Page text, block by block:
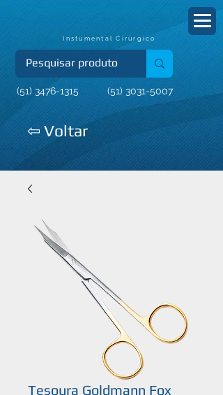
(51) 3031-5007
(51) 3476-1315
Instumental Cirúrgico
⇦ Voltar
Tesoura Goldmann Fox